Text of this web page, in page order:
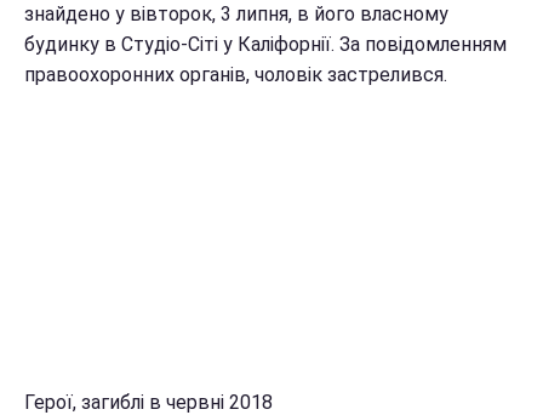
знайдено у вівторок, 3 липня, в його власному
будинку в Студіо-Сіті у Каліфорнії. За повідомленням
правоохоронних органів, чоловік застрелився.
Герої, загиблі в червні 2018